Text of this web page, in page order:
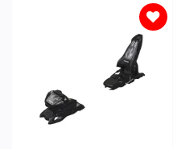
Lisää
toivelistaan